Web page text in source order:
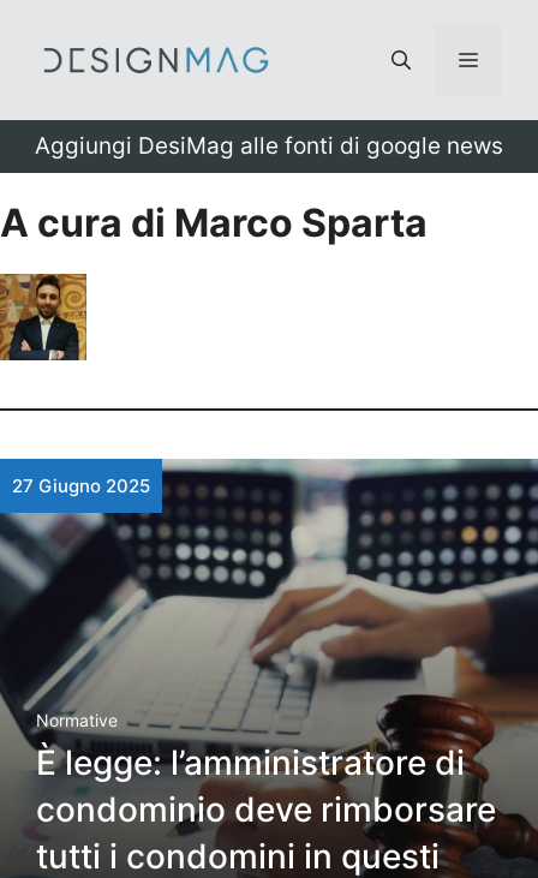
Menu
Aggiungi DesiMag alle fonti di google news
A cura di Marco Sparta
27 Giugno 2025
Normative
È legge: l’amministratore di
condominio deve rimborsare
tutti i condomini in questi